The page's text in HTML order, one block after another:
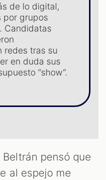
de lo digital,
por grupos
Candidatas
redes tras su
en duda sus
“show”.
pensó que
al espejo me